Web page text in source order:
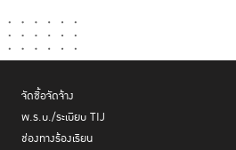
จัดซื้อจัดจ้าง
พ.ร.บ./ระเบียบ TIJ
ช่องทางร้องเรียน